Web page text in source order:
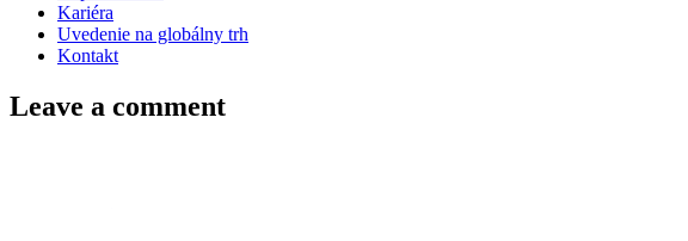
Kariéra
Uvedenie na globálny trh
Kontakt
Leave a comment